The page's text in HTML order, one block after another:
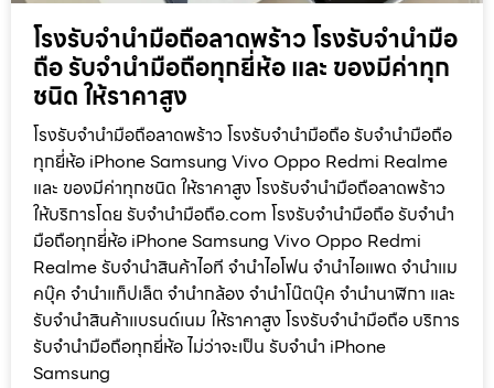
โรงรับจำนำมือถือลาดพร้าว โรงรับจำนำมือ
ถือ รับจำนำมือถือทุกยี่ห้อ และ ของมีค่าทุก
ชนิด ให้ราคาสูง
โรงรับจำนำมือถือลาดพร้าว โรงรับจำนำมือถือ รับจำนำมือถือ
ทุกยี่ห้อ iPhone Samsung Vivo Oppo Redmi Realme
และ ของมีค่าทุกชนิด ให้ราคาสูง โรงรับจำนำมือถือลาดพร้าว
ให้บริการโดย รับจํานํามือถือ.com โรงรับจำนำมือถือ รับจำนำ
มือถือทุกยี่ห้อ iPhone Samsung Vivo Oppo Redmi
Realme รับจำนำสินค้าไอที จำนำไอโฟน จำนำไอแพด จำนำแม
คบุ๊ค จำนำแท็ปเล็ต จำนำกล้อง จำนำโน๊ตบุ๊ค จำนำนาฬิกา และ
รับจำนำสินค้าแบรนด์เนม ให้ราคาสูง โรงรับจำนำมือถือ บริการ
รับจำนำมือถือทุกยี่ห้อ ไม่ว่าจะเป็น รับจำนำ iPhone
Samsung